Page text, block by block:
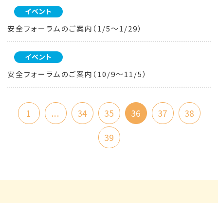
イベント
安全フォーラムのご案内（1/5～1/29）
イベント
安全フォーラムのご案内（10/9～11/5）
1 ... 34 35 36 37
38
39